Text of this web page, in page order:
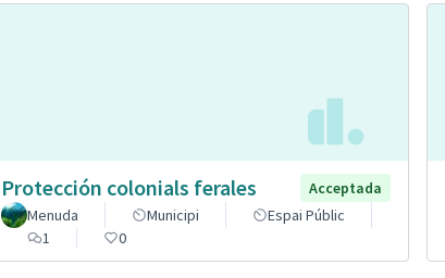
Protección colonials ferales
Acceptada
Menuda
Municipi
Espai Públic
1
0